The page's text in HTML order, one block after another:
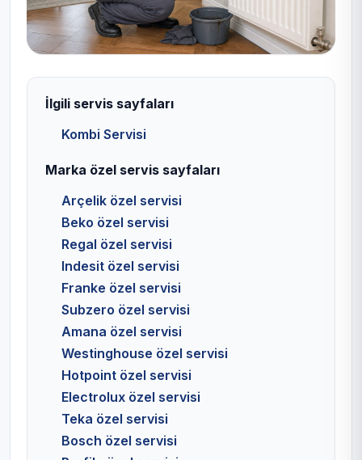
İlgili servis sayfaları
Kombi Servisi
Marka özel servis sayfaları
Arçelik özel servisi
Beko özel servisi
Regal özel servisi
Indesit özel servisi
Franke özel servisi
Subzero özel servisi
Amana özel servisi
Westinghouse özel servisi
Hotpoint özel servisi
Electrolux özel servisi
Teka özel servisi
Bosch özel servisi